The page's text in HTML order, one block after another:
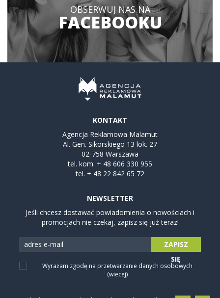
OBSERWUJ NAS NA
FACEBOOKU
KONTAKT
Agencja Reklamowa Malamut
Al. Gen. Sikorskiego 13 lok. 27
02-758 Warszawa
tel. kom. + 48 606 330 955
tel. + 48 22 842 65 72
NEWSLETTER
Jeśli chcesz dostawać powiadomienia o nowościach i
promocjach nie czekaj, zapisz się już teraz!
Wyrażam zgodę na przetwarzanie danych osobowych
(wiecej)
ZAPISZ
SIĘ